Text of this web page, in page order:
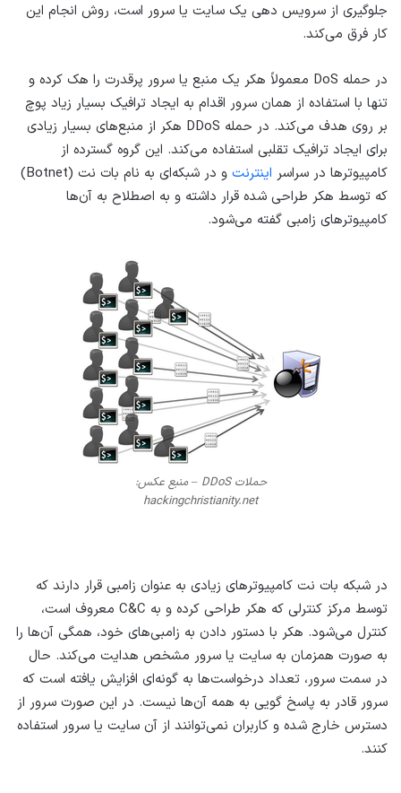
جلوگیری از سرویس دهی یک سایت یا سرور است، روش انجام این
کار فرق می‌کند.
در حمله DoS معمولاً هکر یک منبع یا سرور پرقدرت را هک کرده و
تنها با استفاده از همان سرور اقدام به ایجاد ترافیک بسیار زیاد پوچ
بر روی هدف می‌کند. در حمله DDoS هکر از منبع‌های بسیار زیادی
برای ایجاد ترافیک تقلبی استفاده می‌کند. این گروه گسترده از
کامپیوترها در سراسر اینترنت
و در شبکه‌ای به نام بات نت (Botnet)
که توسط هکر طراحی شده قرار داشته و به اصطلاح به آن‌ها
کامپیوترهای زامبی گفته می‌شود.
حملات DDoS – منبع عکس:
hackingchristianity.net
در شبکه بات نت کامپیوترهای زیادی به عنوان زامبی قرار دارند که
توسط مرکز کنترلی که هکر طراحی کرده و به C&C معروف است،
کنترل می‌شود. هکر با دستور دادن به زامبی‌های خود، همگی آن‌ها را
به صورت همزمان به سایت یا سرور مشخص هدایت می‌کند. حال
در سمت سرور، تعداد درخواست‌ها به گونه‌ای افزایش یافته است که
سرور قادر به پاسخ گویی به همه آن‌ها نیست. در این صورت سرور از
دسترس خارج شده و کاربران نمی‌توانند از آن سایت یا سرور استفاده
کنند.